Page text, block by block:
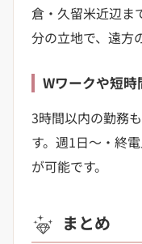
倉・久留米近辺ま
分の立地で、遠方
Wワークや短時
3時間以内の勤務
す。週1日〜・終
が可能です。
まとめ